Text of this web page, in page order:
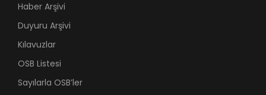
Haber Arşivi
Duyuru Arşivi
Kılavuzlar
OSB Listesi
Sayılarla OSB’ler